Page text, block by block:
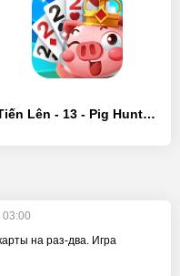
Tiến Lên - 13 - Pig Hunters - [Взлом/МОД Много денег]
на раз-два. Игра